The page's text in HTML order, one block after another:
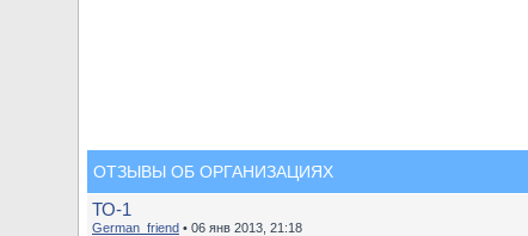
ОТЗЫВЫ ОБ ОРГАНИЗАЦИЯХ
ТО-1
German_friend • 06 янв 2013, 21:18